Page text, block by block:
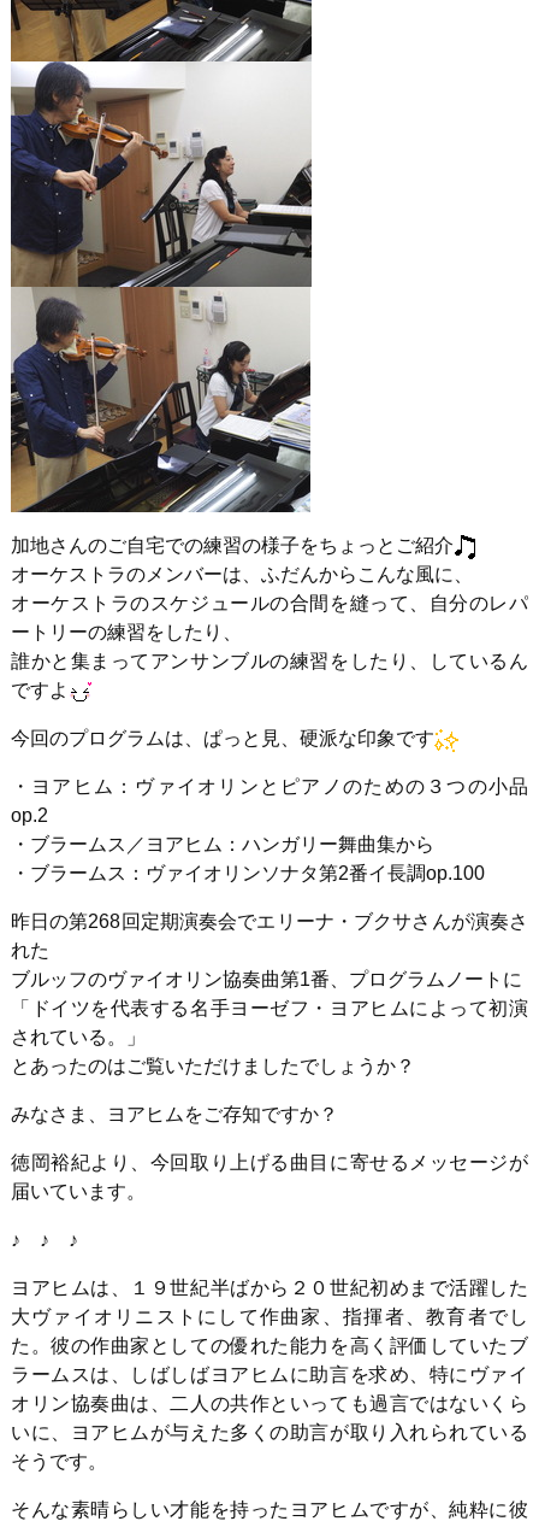
加地さんのご自宅での練習の様子をちょっとご紹介
オーケストラのメンバーは、ふだんからこんな風に、
オーケストラのスケジュールの合間を縫って、自分のレパ
ートリーの練習をしたり、
誰かと集まってアンサンブルの練習をしたり、しているん
ですよ
今回のプログラムは、ぱっと見、硬派な印象です
・ヨアヒム：ヴァイオリンとピアノのための３つの小品
op.2
・ブラームス／ヨアヒム：ハンガリー舞曲集から
・ブラームス：ヴァイオリンソナタ第2番イ長調op.100
昨日の第268回定期演奏会でエリーナ・ブクサさんが演奏さ
れた
ブルッフのヴァイオリン協奏曲第1番、プログラムノートに
「ドイツを代表する名手ヨーゼフ・ヨアヒムによって初演
されている。」
とあったのはご覧いただけましたでしょうか？
みなさま、ヨアヒムをご存知ですか？
徳岡裕紀より、今回取り上げる曲目に寄せるメッセージが
届いています。
♪ ♪ ♪
ヨアヒムは、１９世紀半ばから２０世紀初めまで活躍した
大ヴァイオリニストにして作曲家、指揮者、教育者でし
た。彼の作曲家としての優れた能力を高く評価していたブ
ラームスは、しばしばヨアヒムに助言を求め、特にヴァイ
オリン協奏曲は、二人の共作といっても過言ではないくら
いに、ヨアヒムが与えた多くの助言が取り入れられている
そうです。
そんな素晴らしい才能を持ったヨアヒムですが、純粋に彼